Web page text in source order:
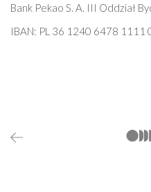
Bank Pekao S. A. III Oddział
IBAN: PL 36 1240 6478